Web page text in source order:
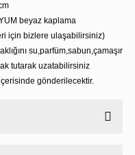
beyaz kaplama
için bizlere ulaşabilirsiniz)
su,parfüm,sabun,çamaşır
tutarak uzatabilirsiniz
gönderilecektir.